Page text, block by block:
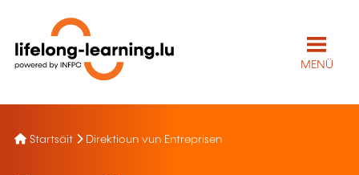
MENÜ
Startsäit Direktioun vun Entreprisen